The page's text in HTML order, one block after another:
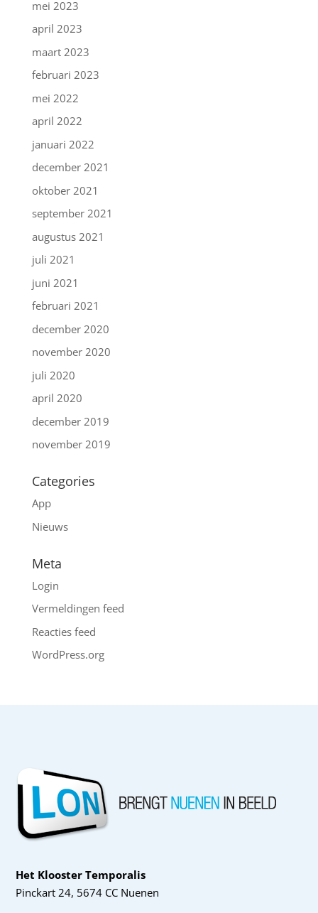
mei 2023
april 2023
maart 2023
februari 2023
mei 2022
april 2022
januari 2022
december 2021
oktober 2021
september 2021
augustus 2021
juli 2021
juni 2021
februari 2021
december 2020
november 2020
juli 2020
april 2020
december 2019
november 2019
Categories
App
Nieuws
Meta
Login
Vermeldingen feed
Reacties feed
WordPress.org
Het Klooster Temporalis
Pinckart 24, 5674 CC Nuenen